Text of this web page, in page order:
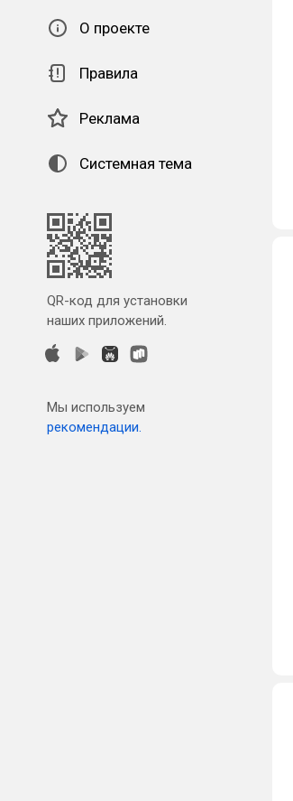
О проекте
Правила
Реклама
Системная тема
QR-код для установки
наших приложений.
Мы используем
рекомендации.